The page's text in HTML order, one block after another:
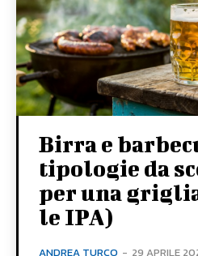
Birra e
tipologie da
per una
le IPA)
ANDREA TURCO - 29 APRILE